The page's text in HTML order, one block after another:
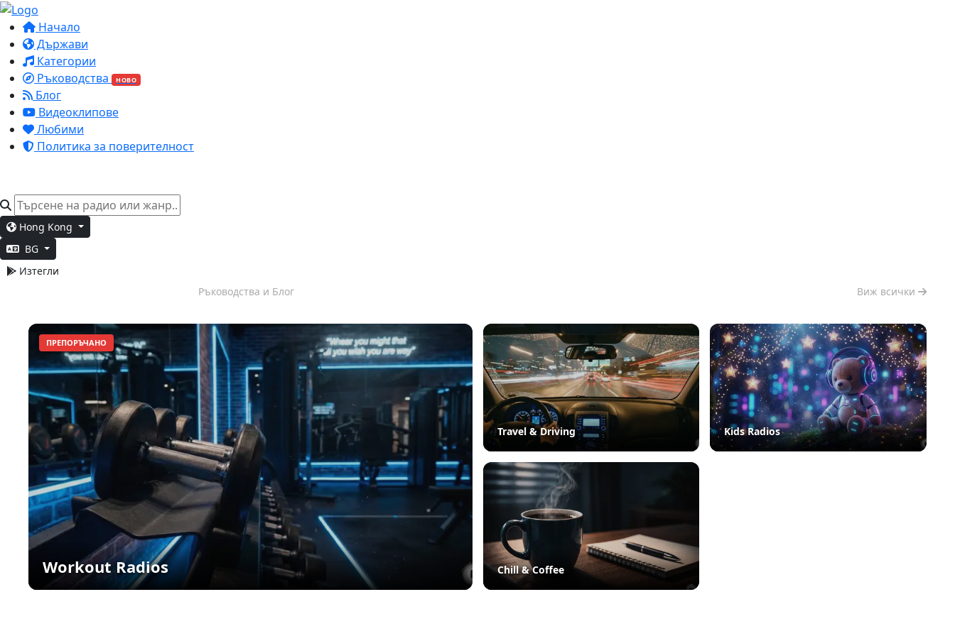
Начало
Държави
Категории
Ръководства
НОВО
Блог
Видеоклипове
Любими
Политика за поверителност
Hong Kong
BG
Изтегли
Ръководства и Блог Виж всички
ПРЕПОРЪЧАНО
Workout Radios
Travel & Driving Kids Radios
Chill & Coffee